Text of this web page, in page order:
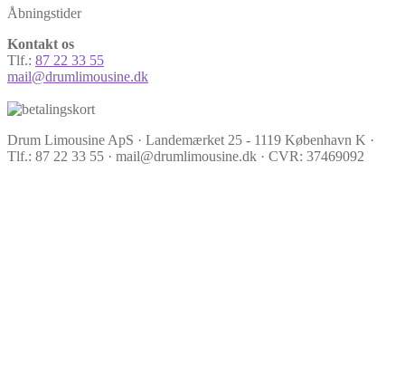
Åbningstider
Kontakt os
Tlf.: 87 22 33 55
mail@drumlimousine.dk
Drum Limousine ApS · Landemærket 25 - 1119 København K ·
Tlf.: 87 22 33 55 · mail@drumlimousine.dk · CVR: 37469092